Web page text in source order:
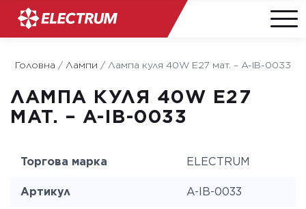
Головна / Лампи / Лампа куля 40W E27 мат. – A-IB-0033
ЛАМПА КУЛЯ 40W E27
МАТ. – A-IB-0033
Торгова марка ELECTRUM
Артикул A-IB-0033